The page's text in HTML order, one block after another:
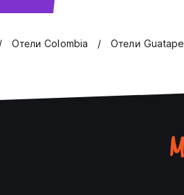
Oтели Colombia Oтели Guatape